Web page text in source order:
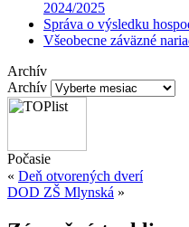
2024/2025
Správa o výsledku
Všeobecne záväzné
Archív
Archív
Počasie
« Deň otvorených dverí
DOD ZŠ Mlynská »